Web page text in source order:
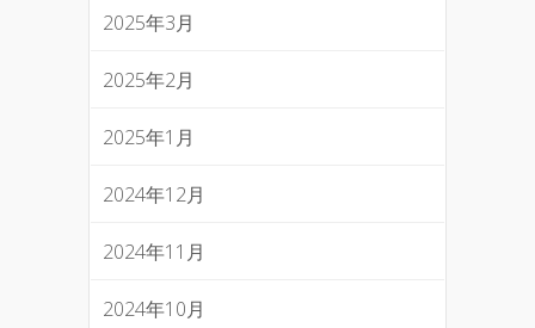
2025年3月
2025年2月
2025年1月
2024年12月
2024年11月
2024年10月